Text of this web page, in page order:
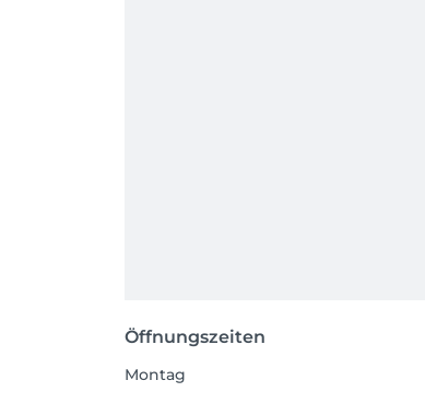
Öffnungszeiten
Montag